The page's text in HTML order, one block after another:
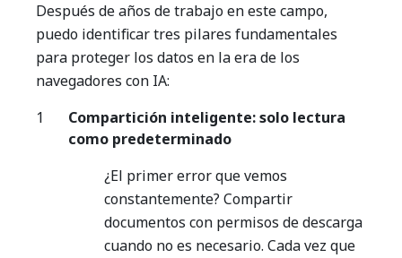
Después de años de trabajo en este campo,
puedo identificar tres pilares fundamentales
para proteger los datos en la era de los
navegadores con IA:
Compartición inteligente: solo lectura
como predeterminado
¿El primer error que vemos
constantemente? Compartir
documentos con permisos de descarga
cuando no es necesario. Cada vez que